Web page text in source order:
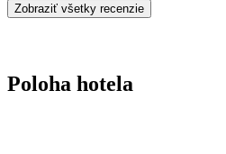
Zobraziť všetky recenzie
Poloha hotela